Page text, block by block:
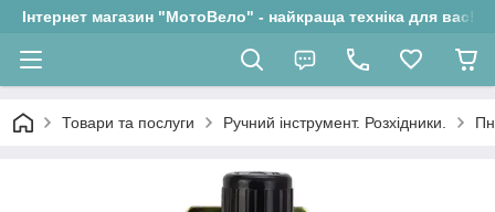
Інтернет магазин "МотоВело" - найкраща техніка для вас!
Товари та послуги Ручний інструмент. Розхідники.